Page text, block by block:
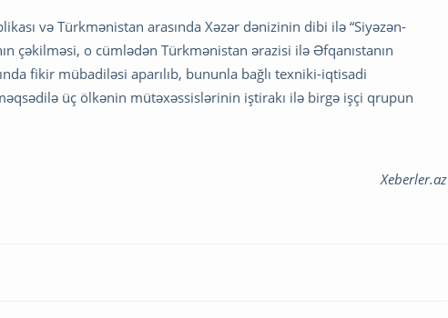
və Türkmənistan arasında Xəzər dənizinin dibi ilə “Siyəzən-
çəkilməsi, o cümlədən Türkmənistan ərazisi ilə Əfqanıstanın
fikir mübadiləsi aparılıb, bununla bağlı texniki-iqtisadi
üç ölkənin mütəxəssislərinin iştirakı ilə birgə işçi qrupun
Xeberler.az